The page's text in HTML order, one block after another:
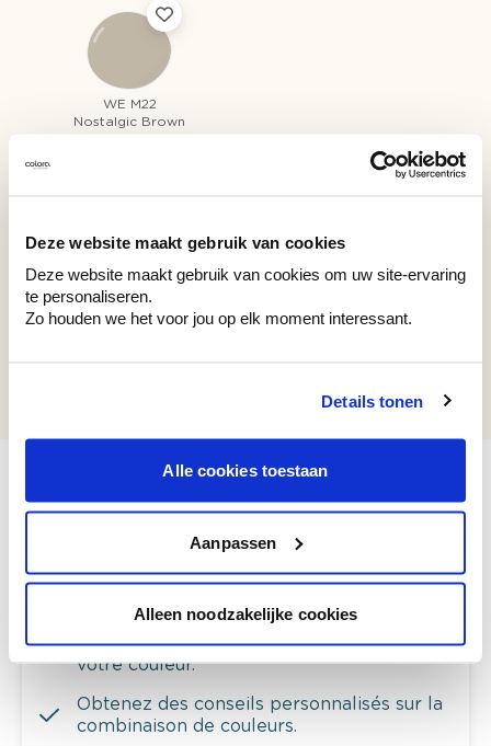
Deze website maakt gebruik van cookies
Deze website maakt gebruik van cookies om uw site-ervaring
te personaliseren.
Zo houden we het voor jou op elk moment interessant.
Details tonen
Alle cookies toestaan
Aanpassen
Alleen noodzakelijke cookies
WE M22
Nostalgic Brown
Couleurs récemment consultées
Voyez votre couleur en magasin
Découvrez des échantillons de votre
sélection de couleurs.
Voyez les nuances assorties pour affiner
votre couleur.
Obtenez des conseils personnalisés sur la
combinaison de couleurs.